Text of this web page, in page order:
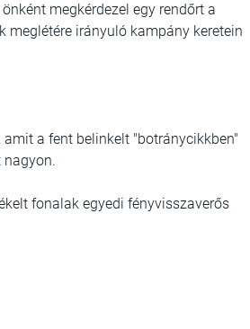
megkérdezel egy rendőrt a
meglétére irányuló kampány keretein
a fent belinkelt "botránycikkben"
nagyon.
fonalak egyedi fényvisszaverős